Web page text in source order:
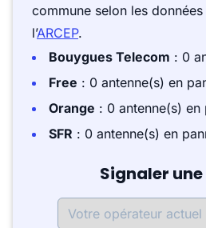
commune selon les
l’ARCEP.
Bouygues Telecom : 0
Free : 0 antenne(s) en
Orange : 0 antenne(s) en
SFR : 0 antenne(s) en
Signaler